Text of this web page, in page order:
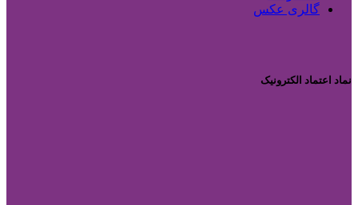
گالری عکس
نماد اعتماد الکترونیک